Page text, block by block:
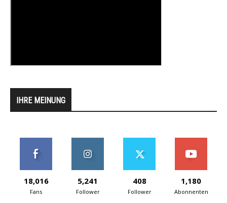
IHRE MEINUNG
18,016
Fans
5,241
Follower
408
Follower
1,180
Abonnenten